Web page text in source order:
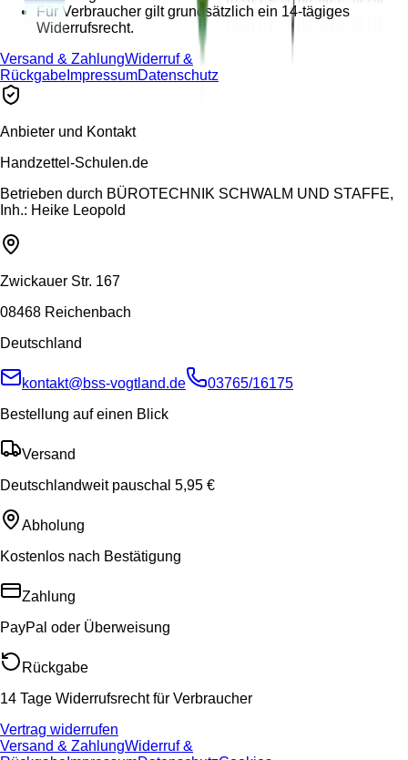
Für Verbraucher gilt grundsätzlich ein 14-tägiges
Widerrufsrecht.
Versand & ZahlungWiderruf &
Rückgabe ImpressumDatenschutz
Anbieter und Kontakt
Handzettel-Schulen.de
Betrieben durch BÜROTECHNIK SCHWALM UND STAFFE,
Inh.: Heike Leopold
Zwickauer Str. 167
08468 Reichenbach
Deutschland
kontakt@bss-vogtland.de
03765/16175
Bestellung auf einen Blick
Versand
Deutschlandweit pauschal 5,95 €
Abholung
Kostenlos nach Bestätigung
Zahlung
PayPal oder Überweisung
Rückgabe
14 Tage Widerrufsrecht für Verbraucher
Vertrag widerrufen
Versand & ZahlungWiderruf &